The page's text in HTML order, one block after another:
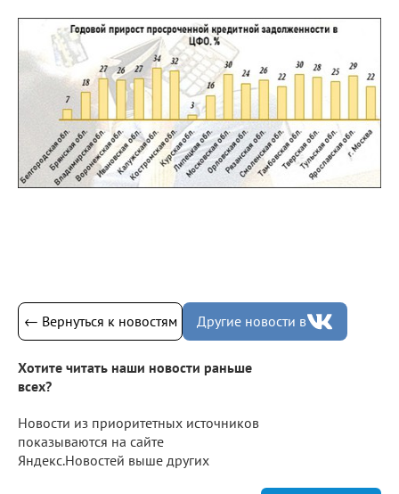
← Вернуться к новостям Другие новости в
Хотите читать наши новости раньше
всех?
Новости из приоритетных источников
показываются на сайте
Яндекс.Новостей выше других